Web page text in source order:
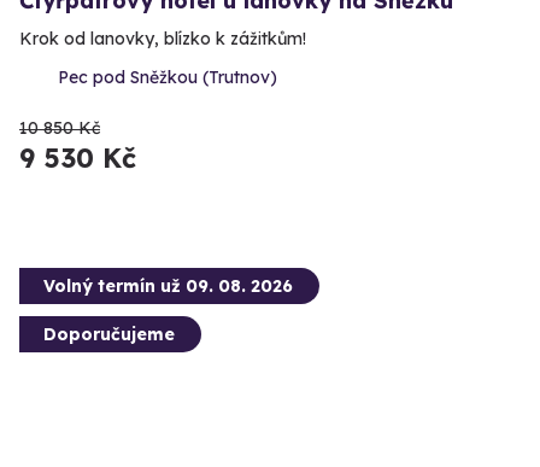
Krok od lanovky, blízko k zážitkům!
Pec pod Sněžkou (Trutnov)
10 850 Kč
9 530 Kč
Volný termín už 09. 08. 2026
Doporučujeme